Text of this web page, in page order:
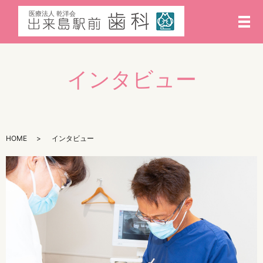
メ
インタビュー
HOME インタビュー